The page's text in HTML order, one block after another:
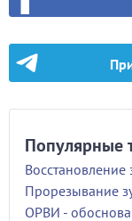
Популярные
Прорезывание
ОРВИ -